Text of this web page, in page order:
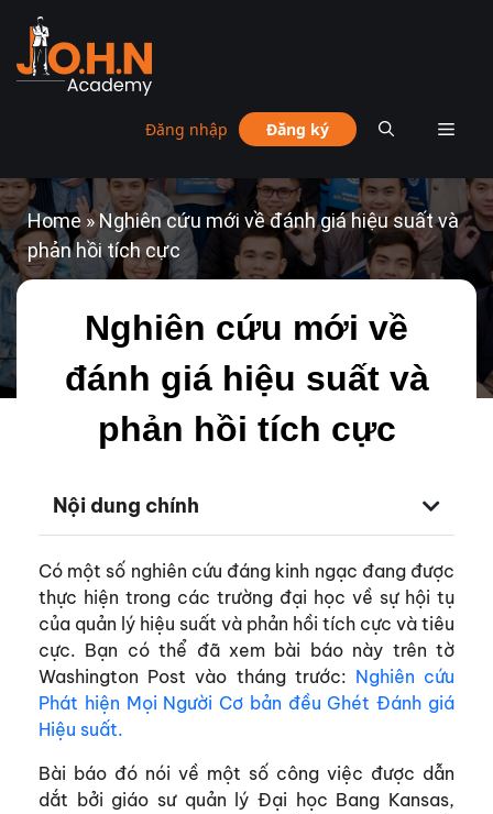
Đăng nhập Đăng ký
Home »Nghiên cứu mới về đánh giá hiệu suất và
phản hồi tích cực
Nghiên cứu mới về
đánh giá hiệu suất và
phản hồi tích cực
Nội dung chính
Có một số nghiên cứu đáng kinh ngạc đang được
thực hiện trong các trường đại học về sự hội tụ
của quản lý hiệu suất và phản hồi tích cực và tiêu
cực. Bạn có thể đã xem bài báo này trên tờ
Washington Post vào tháng trước: Nghiên cứu
Phát hiện Mọi Người Cơ bản đều Ghét Đánh giá
Hiệu suất.
Bài báo đó nói về một số công việc được dẫn
dắt bởi giáo sư quản lý Đại học Bang Kansas,